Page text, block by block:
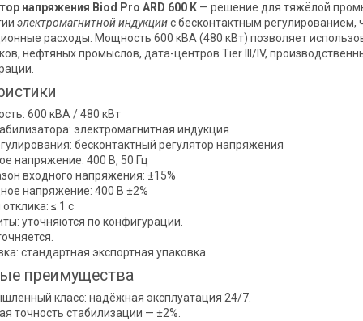
напряжения Biod Pro ARD 600 K — решение для тяжёлой
электромагнитной индукциис бесконтактным
расходы. Мощность 600 кВА (480 кВт) позволяет
нефтяных промыслов, дата-центров Tier III/IV,
600 кВА / 480 кВт
электромагнитная индукция
бесконтактный регулятор напряжения
напряжение: 400 В, 50 Гц
входного напряжения: ±15%
напряжение: 400 В ±2%
≤ 1 с
уточняются по конфигурации.
стандартная экспортная упаковка
преимущества
класс: надёжная эксплуатация 24/7.
точность стабилизации — ±2%.